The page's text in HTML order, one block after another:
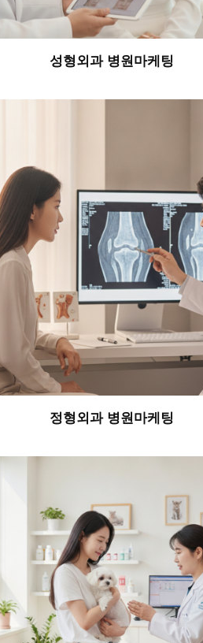
성형외과 병원마케팅
정형외과 병원마케팅